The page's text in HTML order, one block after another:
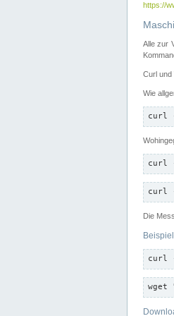
https://
Alle zur
Curl und
Wie
curl -
curl
curl
Die
curl -
wget